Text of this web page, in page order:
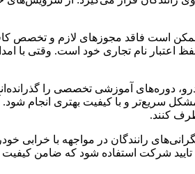
ممکن است فاقد مجوزهای لازم و تخصص
اعتبار نام تجاری خود است. وقتی با
دوره‌های آموزشی تخصصی را
و با کیفیت بهتری انجام شود.
کنند.
رانندگان در مواجهه با خرابی
شرکت استفاده شود که ضامن